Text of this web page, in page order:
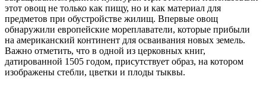
этот овощ не только как пищу, но и как материал для
предметов при обустройстве жилищ. Впервые овощ
обнаружили европейские мореплаватели, которые прибыли
на американский континент для осваивания новых земель.
Важно отметить, что в одной из церковных книг,
датированной 1505 годом, присутствует образ, на котором
изображены стебли, цветки и плоды тыквы.